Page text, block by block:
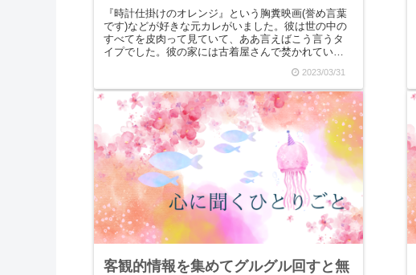
『時計仕掛けのオレンジ』という胸糞映画(誉め言葉
です)などが好きな元カレがいました。彼は世の中の
すべてを皮肉って見ていて、ああ言えばこう言うタ
イプでした。彼の家には古着屋さんで焚かれている
2023/03/31
客観的情報を集めてグルグル回すと無